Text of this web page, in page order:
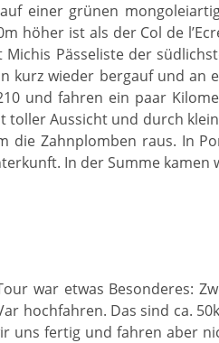
einer grünen
höher ist als der Col de
Michis Pässeliste der
kurz wieder bergauf und an
und fahren ein paar
toller Aussicht und durch
die Zahnplomben raus. In
In der Summe kamen
war etwas Besonderes:
hochfahren. Das sind ca.
uns fertig und fahren aber